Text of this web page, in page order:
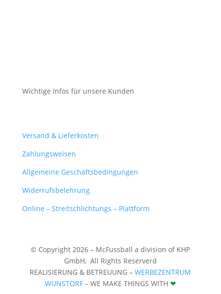
Wichtige Infos für unsere Kunden
Versand & Lieferkosten
Zahlungsweisen
Allgemeine Geschäftsbedingungen
Widerrufsbelehrung
Online – Streitschlichtungs – Plattform
© Copyright 2026 – McFussball a division of KHP
GmbH, All Rights Reserverd
REALISIERUNG & BETREUUNG –WERBEZENTRUM
WUNSTORF– WE MAKE THINGS WITH ❤